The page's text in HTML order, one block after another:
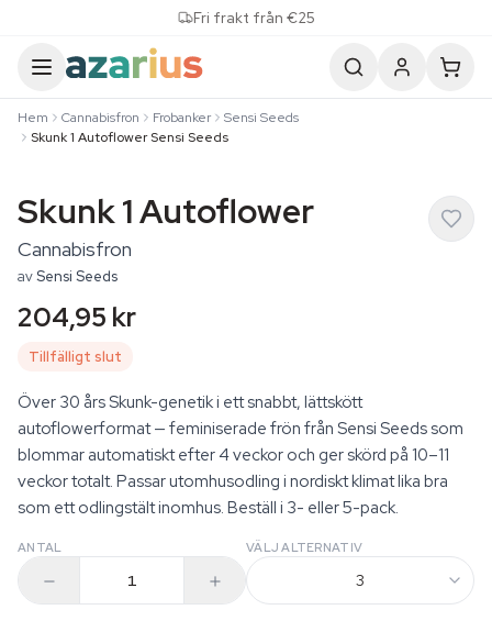
Fri frakt från €25
Hem Cannabisfron Frobanker
Sensi Seeds
Skunk 1 Autoflower Sensi Seeds
Skunk 1 Autoflower
Cannabisfron
avSensi Seeds
204,95 kr
Tillfälligt slut
Över 30 års Skunk-genetik i ett snabbt, lättskött
autoflowerformat — feminiserade frön från Sensi Seeds som
blommar automatiskt efter 4 veckor och ger skörd på 10–11
veckor totalt. Passar utomhusodling i nordiskt klimat lika bra
som ett odlingstält inomhus. Beställ i 3- eller 5-pack.
ANTAL VÄLJ ALTERNATIV
3